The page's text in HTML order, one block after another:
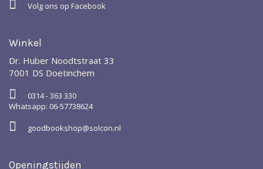
Volg ons op Facebook
Winkel
Dr. Huber Noodtstraat 33
7001 DS Doetinchem
0314 - 363 330
Whatsapp: 06-57738624
goodbookshop@solcon.nl
Openingstijden